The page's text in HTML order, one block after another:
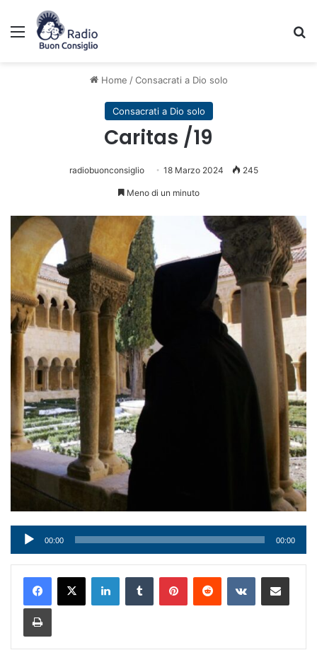
Menu
Home / Consacrati a Dio solo
Consacrati a Dio solo
Caritas /19
radiobuonconsiglio 18 Marzo 2024 245
Meno di un minuto
Audio
Player
00:00 00:00